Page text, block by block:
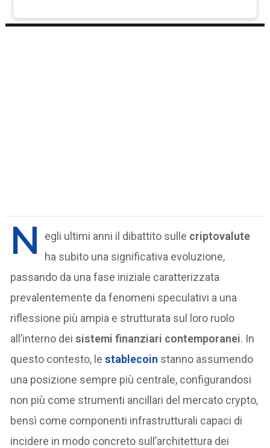
N egli ultimi anni il dibattito sulle criptovalute
ha subito una significativa evoluzione,
passando da una fase iniziale caratterizzata
prevalentemente da fenomeni speculativi a una
riflessione più ampia e strutturata sul loro ruolo
all’interno deisistemi finanziari contemporanei. In
questo contesto, lestablecoin stanno assumendo
una posizione sempre più centrale, configurandosi
non più come strumenti ancillari del mercato crypto,
bensì come componenti infrastrutturali capaci di
incidere in modo concreto sull’architettura dei